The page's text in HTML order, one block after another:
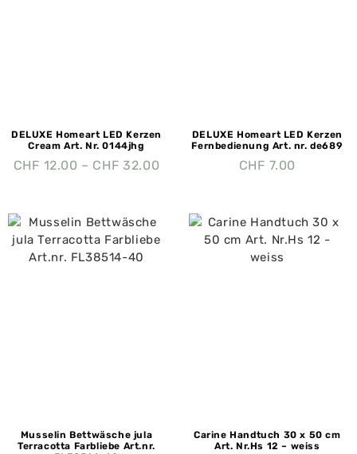
DELUXE Homeart LED Kerzen
Cream Art. Nr. 0144jhg
CHF 12.00 – CHF 32.00
DELUXE Homeart LED Kerzen
Fernbedienung Art. nr. de689
CHF 7.00
Musselin Bettwäsche jula
Terracotta Farbliebe Art.nr.
Carine Handtuch 30 x 50 cm
Art. Nr.Hs 12 – weiss